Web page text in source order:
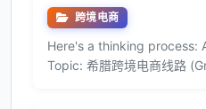
跨境电商
Here's a thinking process:
Topic: 希腊跨境电商线路